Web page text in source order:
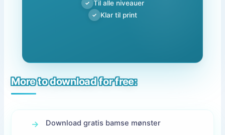
✓ Til alle niveauer
✓ Klar til print
More to download for free:
Download gratis bamse mønster